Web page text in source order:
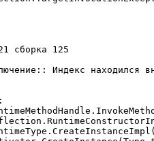
сборка 125
Индекс находился